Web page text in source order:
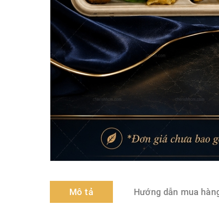
Mô tả Hướng dẫn mua